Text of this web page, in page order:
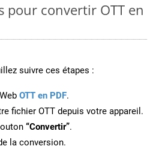
pour convertir OTT en
suivre ces étapes :
OTT en PDF.
fichier OTT depuis votre appareil.
“Convertir”.
la conversion.